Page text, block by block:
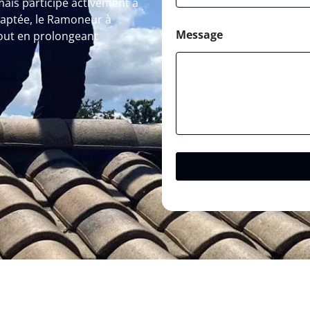
le Ramoneur à
en prolongeant
Message